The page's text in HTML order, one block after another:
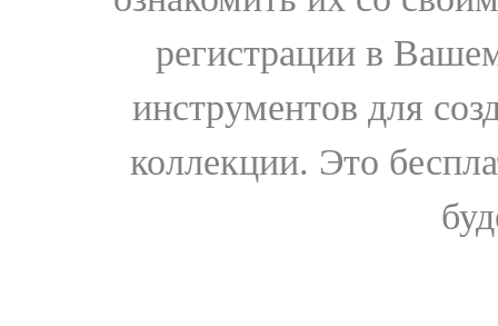
регистрации в
инструментов для
коллекции. Это